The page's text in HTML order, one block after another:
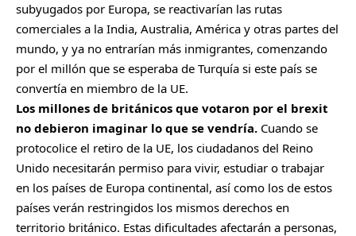
subyugados por Europa, se reactivarían las rutas
comerciales a la India, Australia, América y otras partes del
mundo, y ya no entrarían más inmigrantes, comenzando
por el millón que se esperaba de Turquía si este país se
convertía en miembro de la UE.
Los millones de británicos que votaron por el brexit
no debieron imaginar lo que se vendría. Cuando se
protocolice el retiro de la UE, los ciudadanos del Reino
Unido necesitarán permiso para vivir, estudiar o trabajar
en los países de Europa continental, así como los de estos
países verán restringidos los mismos derechos en
territorio británico. Estas dificultades afectarán a personas,